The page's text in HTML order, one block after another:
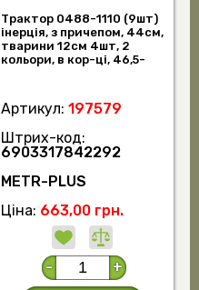
Трактор 0488-1110 (9шт)
інерція, з причепом, 44см,
тварини 12см 4шт, 2
кольори, в кор-ці, 46,5-
Артикул: 197579
Штрих-код:
6903317842292
METR-PLUS
Ціна: 663,00 грн.
- +